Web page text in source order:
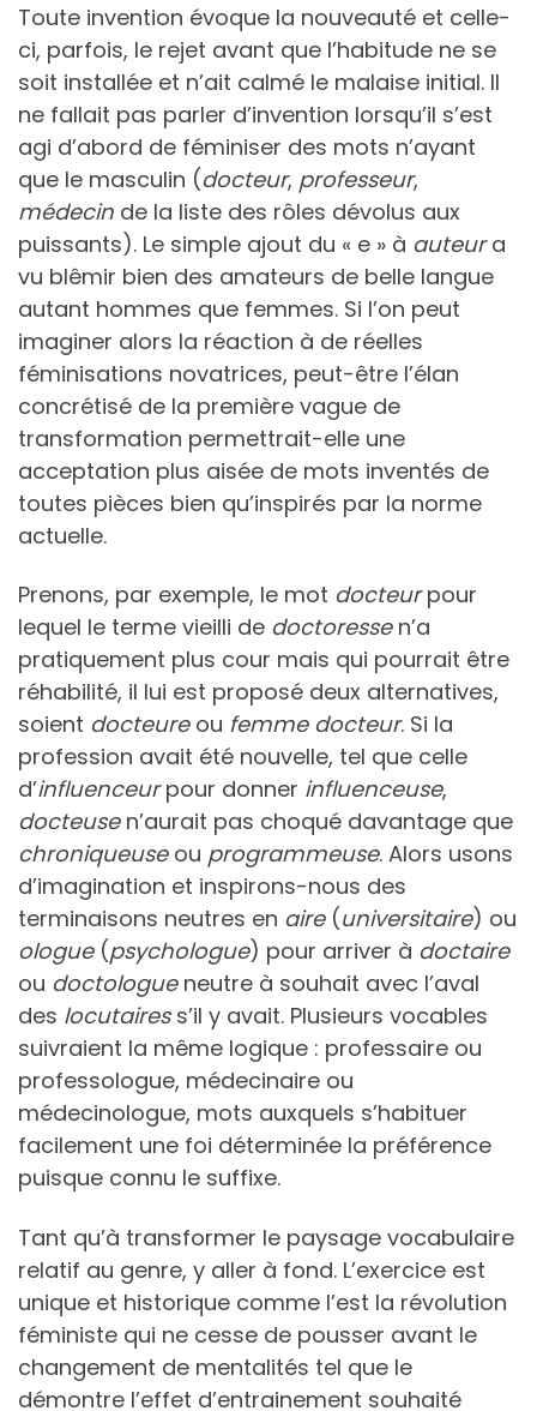
Toute invention évoque la nouveauté et celle-
ci, parfois, le rejet avant que l’habitude ne se
soit installée et n’ait calmé le malaise initial. Il
ne fallait pas parler d’invention lorsqu’il s’est
agi d’abord de féminiser des mots n’ayant
que le masculin (docteur, professeur,
médecin de la liste des rôles dévolus aux
puissants). Le simple ajout du « e » à auteura
vu blêmir bien des amateurs de belle langue
autant hommes que femmes. Si l’on peut
imaginer alors la réaction à de réelles
féminisations novatrices, peut-être l’élan
concrétisé de la première vague de
transformation permettrait-elle une
acceptation plus aisée de mots inventés de
toutes pièces bien qu’inspirés par la norme
actuelle.
Prenons, par exemple, le mot docteurpour
lequel le terme vieilli de doctoresse n’a
pratiquement plus cour mais qui pourrait être
réhabilité, il lui est proposé deux alternatives,
soient docteure ou femme docteur. Si la
profession avait été nouvelle, tel que celle
d’influenceurpour donner influenceuse,
docteusen’aurait pas choqué davantage que
chroniqueuseou programmeuse. Alors usons
d’imagination et inspirons-nous des
terminaisons neutres en aire(universitaire) ou
ologue(psychologue) pour arriver à doctaire
ou doctologueneutre à souhait avec l’aval
des locutairess’il y avait. Plusieurs vocables
suivraient la même logique : professaire ou
professologue, médecinaire ou
médecinologue, mots auxquels s’habituer
facilement une foi déterminée la préférence
puisque connu le suffixe.
Tant qu’à transformer le paysage vocabulaire
relatif au genre, y aller à fond. L’exercice est
unique et historique comme l’est la révolution
féministe qui ne cesse de pousser avant le
changement de mentalités tel que le
démontre l’effet d’entrainement souhaité